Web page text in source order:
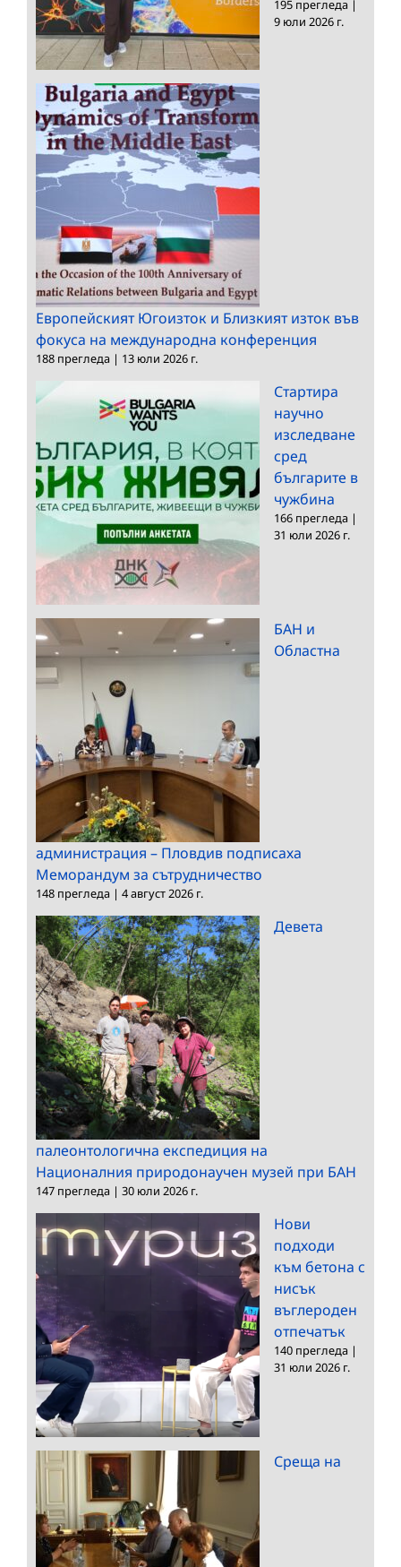
195 прегледа |
9 юли 2026 г.
Европейският Югоизток и Близкият изток във
фокуса на международна конференция
188 прегледа | 13 юли 2026 г.
Стартира
научно
изследване
сред
българите в
чужбина
166 прегледа |
31 юли 2026 г.
БАН и
Областна
администрация – Пловдив подписаха
Меморандум за сътрудничество
148 прегледа | 4 август 2026 г.
Девета
палеонтологична експедиция на
Националния природонаучен музей при БАН
147 прегледа | 30 юли 2026 г.
Нови
подходи
към бетона с
нисък
въглероден
отпечатък
140 прегледа |
31 юли 2026 г.
Среща на